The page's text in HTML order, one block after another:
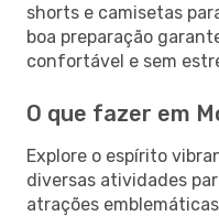
shorts e camisetas
boa preparação
confortável e sem
O que fazer em
Explore o espírito
diversas atividades
atrações